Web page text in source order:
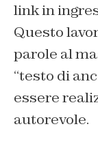
link in
Questo
parole al
“testo di
essere
autorevole.